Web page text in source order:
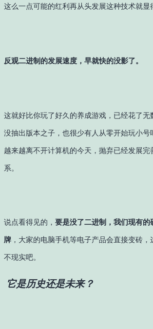
这么一点可能的红利再从头发展这种技术就显
反观二进制的发展速度，早就快的没影了。
这就好比你玩了好久的养成游戏，已经花了
没抽出版本之子，也很少有人从零开始玩小号
越来越离不开计算机的今天，抛弃已经发展完
系。
说点看得见的， 要是没了二进制，我们现有的
牌 ，大家的电脑手机等电子产品会直接变砖
不现实吧。
它是历史还是未来？